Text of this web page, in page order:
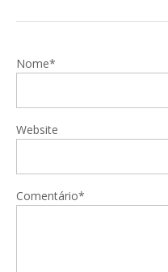
Nome*
Website
Comentário*